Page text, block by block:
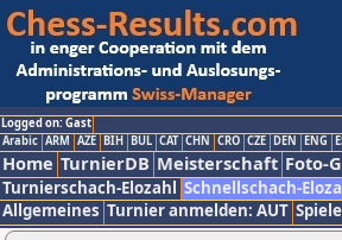
Logged on: Gast
Arabic ARM AZE BIH BUL CAT CHN CRO CZE DEN ENG
Home TurnierDB Meisterschaft Foto-
Turnierschach-Elozahl Schnellschach-
Allgemeines Turnier anmelden: AUT